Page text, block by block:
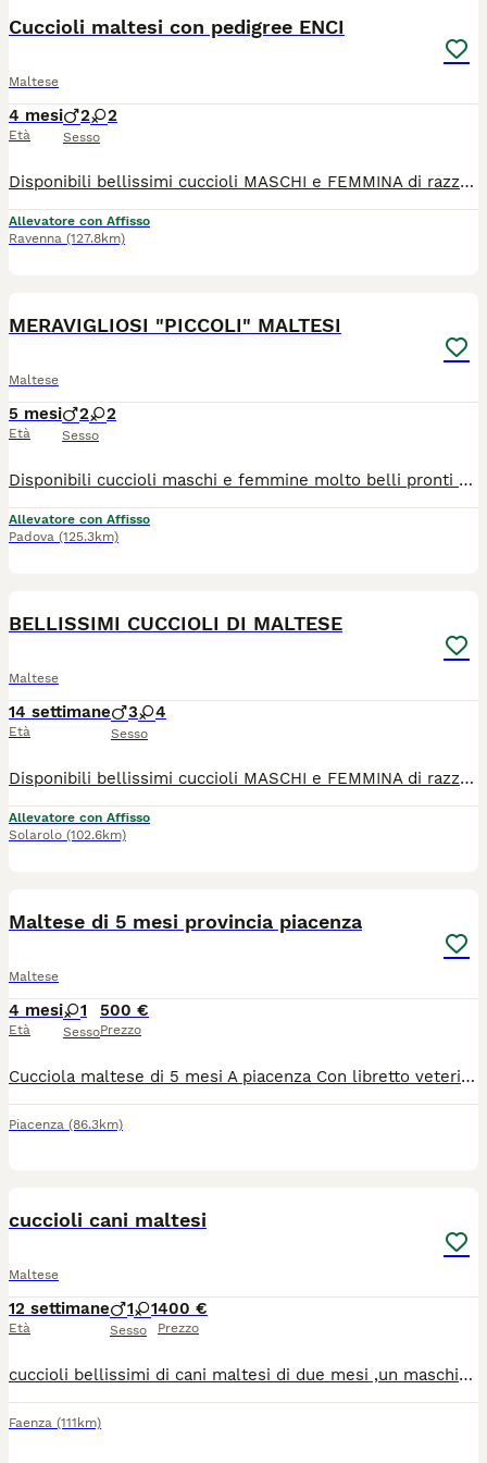
Cuccioli maltesi con pedigree ENCI
Maltese
4 mesi
Età
2 2
Sesso
Disponibili bellissimi cuccioli MASCHI e FEMMINA di razza Maltese. I nostri cuccioli sono nati presso il nostro allevamento riconosciuto ENCI e FCI in ambiente sano e curato. In allevamento dove potrete anche vedere e conoscere i genitori. Ogni cucciolo viene consegnato dai 3 mesi di età con: ✔️ Pedigree ENCI (fondamentale per certificare la razza, l'allevatore e garantire che non siano consanguinei) ✔️Microchip inserito, quindi già iscritto all'anagrafe canina ✔️Vaccinazioni complete ✔️Sverminazione effettuata ✔️ Libretto sanitario ✔️Abituati a fare i bisogni sulla traversina assorbente ✔️ Mangiano crocchette secche 📍 Vieni a conoscerci 👉 Noi siamo l’Allevamento della Famiglia Contarini e ci troviamo a Solarolo in Emilia Romagna... molto vicino a Imola! 🏡 Visite in allevamento tutti i giorni PREVIO APPUNTAMENTO TELEFONICO! 🚚 CONSEGNE in tutta Italia. 💳 Possibilità di pagamento in comode RATE. Contattaci per maggiori informazioni! 📞 TEL. 3 3 8 6 3 0 3 1 0 8 (Se il numero non è visibile, clicca in alto a destra su “Mostra numero”) 🌐 SITO www.canimaltesi.it 📸 INSTAGRAM: @allevamentofamigliacontarini
Allevatore con Affisso
Ravenna (127.8km)
MERAVIGLIOSI "PICCOLI" MALTESI
Maltese
5 mesi
Età
2 2
Sesso
Disponibili cuccioli maschi e femmine molto belli pronti alla consegna alla nuova famiglia. I cuccioli che noi proponiamo sono tutti nati rigorosamente presso il nostro allevamento riconosciuto ENCI e FCI di cui sono visibili i genitori. I cani vengono consegnati dopo i 3 mesi di età con: ✔️ Pedigree ENCI e documentazione sanitaria completa ✔️Microchip inserito, quindi già iscritto all'anagrafe canina ✔️ Ciclo di vaccinazioni completo ✔️ Sverminazione ✔️ Libretto sanitario ✔️ Abituati a fare i bisogni sulla traversina assorbente ✔️Mangiano crocchette secche 📍 Vieni a conoscerci 👉 Noi siamo l’Allevamento della Famiglia Contarini e ci troviamo a Solarolo in Emilia Romagna... molto vicino a Imola! 🏡 Visite in allevamento tutti i giorni PREVIO APPUNTAMENTO TELEFONICO! 🚚 CONSEGNE in tutta Italia. 💳 Possibilità di pagamento a rate. Contattaci per maggiori informazioni! 📞 TEL. 3 3 8 6 3 0 3 1 0 8 (Se il numero non è visibile, clicca in alto a destra su “Mostra numero”) 🌐 SITO www.canimaltesi.it 📸 INSTAGRAM: @allevamentofamigliacontarini
Allevatore con Affisso
Padova (125.3km)
BELLISSIMI CUCCIOLI DI MALTESE
Maltese
14 settimane
Età
3 4
Sesso
Disponibili bellissimi cuccioli MASCHI e FEMMINA di razza Maltese. I nostri cuccioli sono nati presso il nostro allevamento riconosciuto ENCI e FCI in ambiente sano e curato. In allevamento dove potrete anche vedere e conoscere i genitori. Ogni cucciolo viene consegnato dai 3 mesi di età con: ✔️ Pedigree ENCI (fondamentale per certificare la razza, l'allevatore e garantire che non siano consanguinei) ✔️Microchip inserito, quindi già iscritto all'anagrafe canina ✔️Vaccinazioni complete ✔️Sverminazione effettuata ✔️ Libretto sanitario ✔️Abituati a fare i bisogni sulla traversina assorbente ✔️ Mangiano crocchette secche 📍 Vieni a conoscerci 👉 Noi siamo l’Allevamento della Famiglia Contarini e ci troviamo a Solarolo in Emilia Romagna... molto vicino a Imola! 🏡 Visite in allevamento tutti i giorni PREVIO APPUNTAMENTO TELEFONICO! 🚚 CONSEGNE in tutta Italia. 💳 Possibilità di pagamento in piccole COMODE RATE. Contattaci per maggiori informazioni! 📞 TEL. 3 3 8 6 3 0 3 1 0 8 (Se il numero non è visibile, clicca in alto a destra su “Mostra numero”) 🌐 SITO www.canimaltesi.it 📸 INSTAGRAM: @allevamentofamigliacontarini
Allevatore con Affisso
Solarolo (102.6km)
Maltese di 5 mesi provincia piacenza
Maltese
4 mesi
Età
1
Sesso
500 €
Prezzo
Cucciola maltese di 5 mesi A piacenza Con libretto veterinario e antipulci,antivermi Con i vaccini
Piacenza (86.3km)
cuccioli cani maltesi
Maltese
12 settimane
Età
1 1
Sesso
400 €
Prezzo
cuccioli bellissimi di cani maltesi di due mesi ,un maschio e una femmina. per altre info contattatemi in privato. prezzo leggermente trattabile.
Faenza (111km)